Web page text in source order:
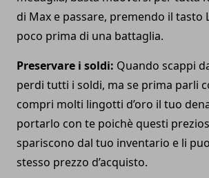
di Max e passare, premendo il tasto
poco prima di una battaglia.
Preservare i soldi: Quando scappi
perdi tutti i soldi, ma se prima parli
compri molti lingotti d’oro il tuo
portarlo con te poichè questi
spariscono dal tuo inventario e li
stesso prezzo d’acquisto.